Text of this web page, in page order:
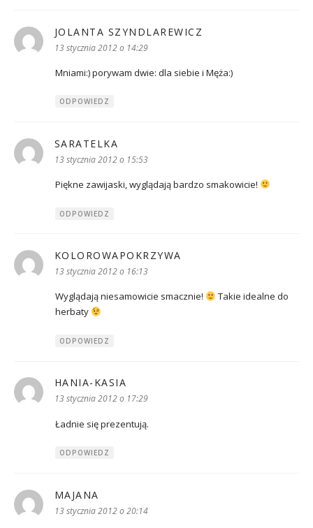
JOLANTA SZYNDLAREWICZ
13 stycznia 2012 o 14:29
Mniami:) porywam dwie: dla siebie i Męża:)
ODPOWIEDZ
SARATELKA
13 stycznia 2012 o 15:53
Piękne zawijaski, wyglądają bardzo smakowicie!
ODPOWIEDZ
KOLOROWAPOKRZYWA
13 stycznia 2012 o 16:13
Wyglądają niesamowicie smacznie!
Takie idealne do
herbaty
ODPOWIEDZ
HANIA-KASIA
13 stycznia 2012 o 17:29
Ładnie się prezentują.
ODPOWIEDZ
MAJANA
13 stycznia 2012 o 20:14